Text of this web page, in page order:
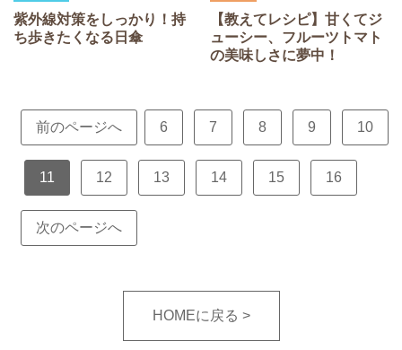
紫外線対策をしっかり！持
ち歩きたくなる日傘
【教えてレシピ】甘くてジ
ューシー、フルーツトマト
の美味しさに夢中！
前のページへ 6 7 8 9 10
11 12 13 14 15 16
次のページへ
HOMEに戻る